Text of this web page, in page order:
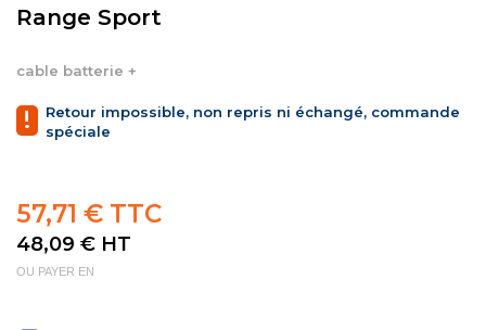
Range Sport
cable batterie +
!
Retour impossible, non repris ni échangé, commande
spéciale
57,71 € TTC
48,09 € HT
OU PAYER EN